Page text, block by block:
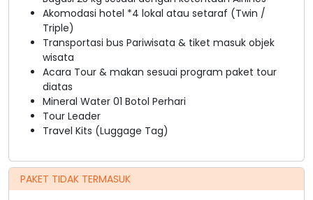
Akomodasi hotel *4 lokal atau setaraf (Twin /
Triple)
Transportasi bus Pariwisata & tiket masuk objek
wisata
Acara Tour & makan sesuai program paket tour
diatas
Mineral Water 01 Botol Perhari
Tour Leader
Travel Kits (Luggage Tag)
PAKET TIDAK TERMASUK